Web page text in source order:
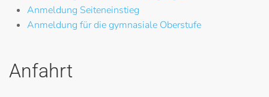
Anmeldung Seiteneinstieg
Anmeldung für die gymnasiale Oberstufe
Anfahrt